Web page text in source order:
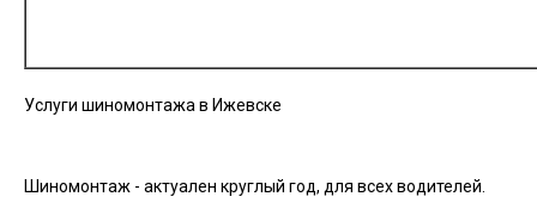
Услуги шиномонтажа в Ижевске
Шиномонтаж - актуален круглый год, для всех водителей.